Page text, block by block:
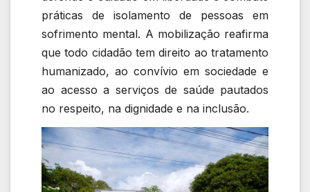
práticas de isolamento de pessoas em
sofrimento mental. A mobilização reafirma
que todo cidadão tem direito ao tratamento
humanizado, ao convívio em sociedade e
ao acesso a serviços de saúde pautados
no respeito, na dignidade e na inclusão.